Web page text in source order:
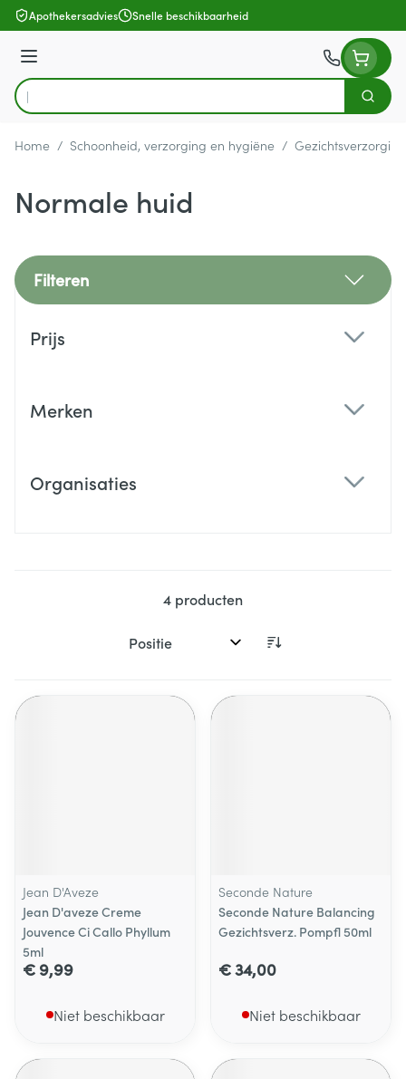
Ga naar de inhoud
Apothekersadvies Snelle beschikbaarheid
Menu
Product, merk, categorie...
Zoek
Home / Schoonheid, verzorging en hygiëne / Gezichtsverzorging
Normale huid
Filteren
Prijs
Merken
Organisaties
4 producten
Sorteer op:
Jean D'Aveze
Jean D'aveze Creme
Jouvence Ci Callo Phyllum
5ml
€ 9,99
Niet beschikbaar
Seconde Nature
Seconde Nature Balancing
Gezichtsverz. Pompfl 50ml
€ 34,00
Niet beschikbaar